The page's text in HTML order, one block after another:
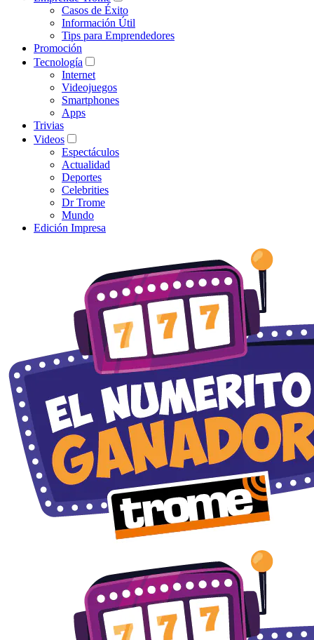
Casos de Éxito
Información Útil
Tips para Emprendedores
Promoción
Tecnología
Internet
Videojuegos
Smartphones
Apps
Trivias
Videos
Espectáculos
Actualidad
Deportes
Celebrities
Dr Trome
Mundo
Edición Impresa